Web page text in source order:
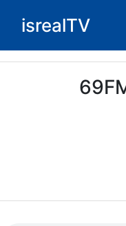
isrealTV